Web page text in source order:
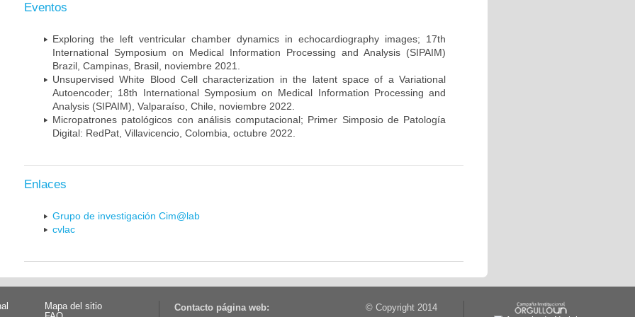
Eventos
Exploring the left ventricular chamber dynamics in echocardiography images; 17th
International Symposium on Medical Information Processing and Analysis (SIPAIM)
Brazil, Campinas, Brasil, noviembre 2021.
Unsupervised White Blood Cell characterization in the latent space of a Variational
Autoencoder; 18th International Symposium on Medical Information Processing and
Analysis (SIPAIM), Valparaíso, Chile, noviembre 2022.
Micropatrones patológicos con análisis computacional; Primer Simposio de Patología
Digital: RedPat, Villavicencio, Colombia, octubre 2022.
Enlaces
Grupo de investigación Cim@lab
cvlac
Mapa del sitio
Contacto página web: © Copyright 2014